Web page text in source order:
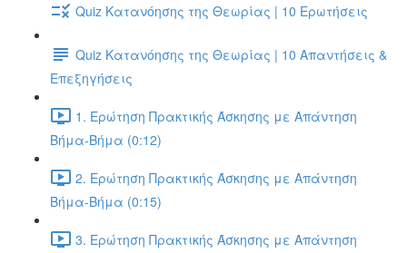
Quiz Κατανόησης της Θεωρίας | 10 Ερωτήσεις
Quiz Κατανόησης της Θεωρίας | 10 Απαντήσεις &
Επεξηγήσεις
1. Ερώτηση Πρακτικής Άσκησης με Απάντηση
Βήμα-Βήμα (0:12)
2. Ερώτηση Πρακτικής Άσκησης με Απάντηση
Βήμα-Βήμα (0:15)
3. Ερώτηση Πρακτικής Άσκησης με Απάντηση